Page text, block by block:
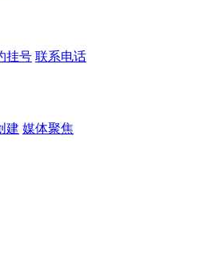
挂号 联系电话
建 媒体聚焦